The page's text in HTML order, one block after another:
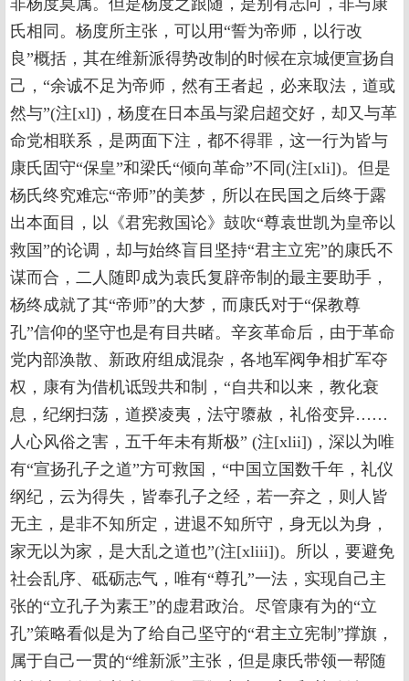
非杨度莫属。但是杨度之跟随，是别有志向，非与康
氏相同。杨度所主张，可以用“誓为帝师，以行改
良”概括，其在维新派得势改制的时候在京城便宣扬自
己，“余诚不足为帝师，然有王者起，必来取法，道或
然与”(注[xl])，杨度在日本虽与梁启超交好，却又与革
命党相联系，是两面下注，都不得罪，这一行为皆与
康氏固守“保皇”和梁氏“倾向革命”不同(注[xli])。但是
杨氏终究难忘“帝师”的美梦，所以在民国之后终于露
出本面目，以《君宪救国论》鼓吹“尊袁世凯为皇帝以
救国”的论调，却与始终盲目坚持“君主立宪”的康氏不
谋而合，二人随即成为袁氏复辟帝制的最主要助手，
杨终成就了其“帝师”的大梦，而康氏对于“保教尊
孔”信仰的坚守也是有目共睹。辛亥革命后，由于革命
党内部涣散、新政府组成混杂，各地军阀争相扩军夺
权，康有为借机诋毁共和制，“自共和以来，教化衰
息，纪纲扫荡，道揆凌夷，法守隳赦，礼俗变异……
人心风俗之害，五千年未有斯极” (注[xlii])，深以为唯
有“宣扬孔子之道”方可救国，“中国立国数千年，礼仪
纲纪，云为得失，皆奉孔子之经，若一弃之，则人皆
无主，是非不知所定，进退不知所守，身无以为身，
家无以为家，是大乱之道也”(注[xliii])。所以，要避免
社会乱序、砥砺志气，唯有“尊孔”一法，实现自己主
张的“立孔子为素王”的虚君政治。尽管康有为的“立
孔”策略看似是为了给自己坚守的“君主立宪制”撑旗，
属于自己一贯的“维新派”主张，但是康氏带领一帮随